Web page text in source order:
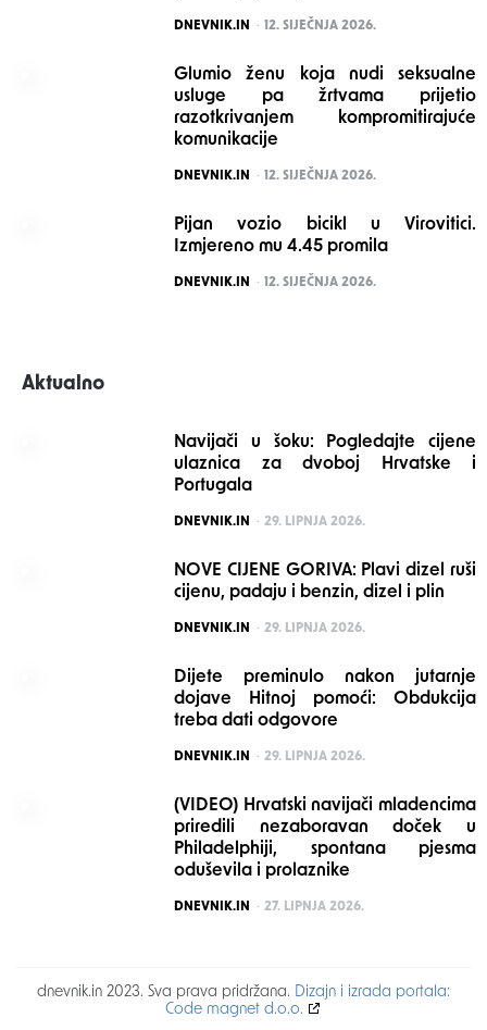
POSTED
DNEVNIK.IN 12. SIJEČNJA 2026.
Glumio ženu koja nudi seksualne
usluge pa žrtvama prijetio
razotkrivanjem kompromitirajuće
komunikacije
POSTED
DNEVNIK.IN 12. SIJEČNJA 2026.
Pijan vozio bicikl u Virovitici.
Izmjereno mu 4.45 promila
POSTED
DNEVNIK.IN 12. SIJEČNJA 2026.
Aktualno
Navijači u šoku: Pogledajte cijene
ulaznica za dvoboj Hrvatske i
Portugala
POSTED
DNEVNIK.IN 29. LIPNJA 2026.
NOVE CIJENE GORIVA: Plavi dizel ruši
cijenu, padaju i benzin, dizel i plin
POSTED
DNEVNIK.IN 29. LIPNJA 2026.
Dijete preminulo nakon jutarnje
dojave Hitnoj pomoći: Obdukcija
treba dati odgovore
POSTED
DNEVNIK.IN 29. LIPNJA 2026.
(VIDEO) Hrvatski navijači mladencima
priredili nezaboravan doček u
Philadelphiji, spontana pjesma
oduševila i prolaznike
POSTED
DNEVNIK.IN 27. LIPNJA 2026.
dnevnik.in 2023. Sva prava pridržana. Dizajn i izrada portala:
Code magnet d.o.o.